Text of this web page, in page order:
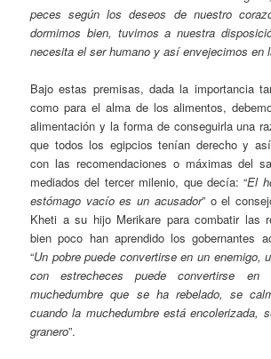
peces según los deseos de nuestro
dormimos bien, tuvimos a nuestra
necesita el ser humano y así envejecimos en
Bajo estas premisas, dada la importancia
como para el alma de los alimentos,
alimentación y la forma de conseguirla una
que todos los egipcios tenían derecho y
con las recomendaciones o máximas del
mediados del tercer milenio, que decía: “El
estómago vacío es un acusador” o el
Kheti a su hijo Merikare para combatir las
bien poco han aprendido los gobernantes
“Un pobre puede convertirse en un enemigo,
con estrecheces puede convertirse en
muchedumbre que se ha rebelado, se
cuando la muchedumbre está encolerizada,
granero”.